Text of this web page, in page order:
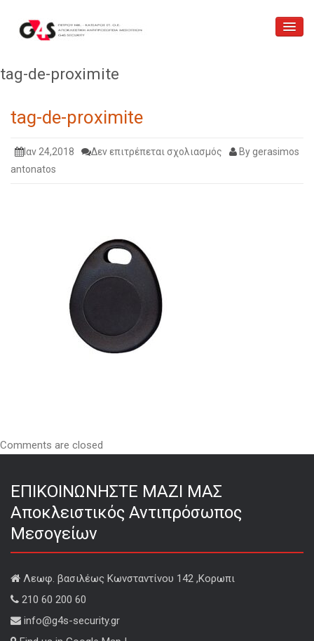
Ποιοί είμαστε
Υπηρεσίες
Επικοινωνία
Κατάστημα
tag-de-proximite
tag-de-proximite
Ιαν 24,2018 Δεν επιτρέπεται σχολιασμός στο By gerasimos
antonatos
Comments are closed
ΕΠΙΚΟΙΝΩΝΗΣΤΕ ΜΑΖΙ ΜΑΣ
Αποκλειστικός Αντιπρόσωπος
Μεσογείων
Λεωφ. βασιλέως Κωνσταντίνου 142 ,Κορωπι
210 60 200 60
info@g4s-security.gr